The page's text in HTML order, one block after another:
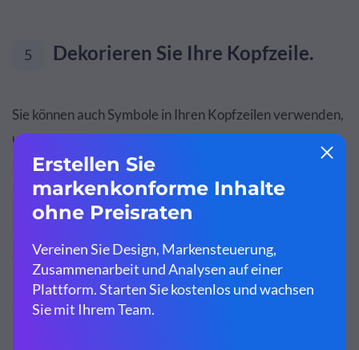
5 Dekorieren Sie Ihre Kopfzeile.
Sie können auch Symbole in Ihren Kopfzeilen verwenden,
um das Hauptkonzept Ihrer Infografik neben dem Titel
Ihrer Infografik zu veranschaulichen. Dies ist eine gute
Möglichkeit, den Leuten mitzuteilen, worum es in Ihrer
Infografik geht, wenn Sie siein den sozialen Medien
teilen möchten.
Sehen Sie sich dieses Beispiel an, in dem es um